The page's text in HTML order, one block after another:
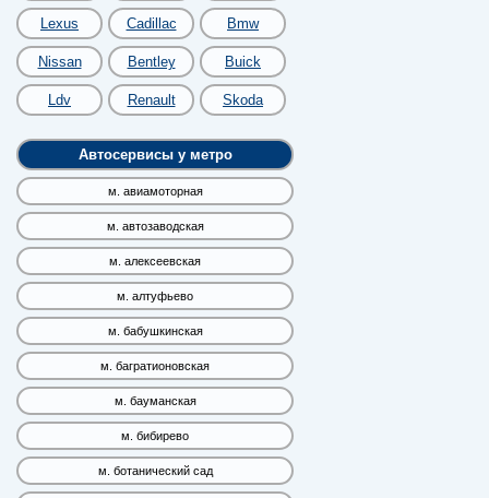
Lexus Cadillac Bmw
Nissan Bentley Buick
Ldv Renault Skoda
Автосервисы у метро
м. авиамоторная
м. автозаводская
м. алексеевская
м. алтуфьево
м. бабушкинская
м. багратионовская
м. бауманская
м. бибирево
м. ботанический сад